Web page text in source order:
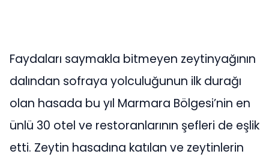
Faydaları saymakla bitmeyen zeytinyağının
dalından sofraya yolculuğunun ilk durağı
olan hasada bu yıl Marmara Bölgesi’nin en
ünlü 30 otel ve restoranlarının şefleri de eşlik
etti. Zeytin hasadına katılan ve zeytinlerin